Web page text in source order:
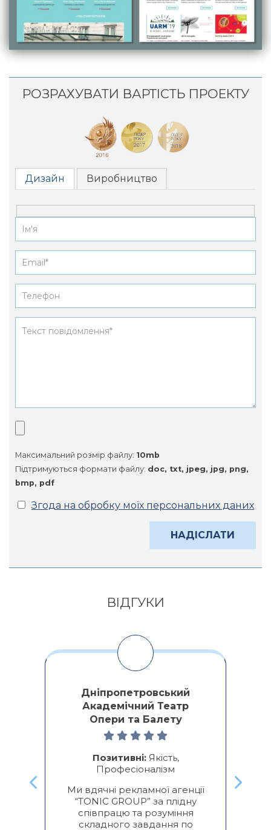
РОЗРАХУВАТИ ВАРТІСТЬ ПРОЕКТУ
Дизайн Виробництво
Максимальний розмір файлу: 10mb
Підтримуються формати файлу: doc, txt, jpeg, jpg, png,
bmp, pdf
Згода на обробку моїх персональних даних
Alternative:
ВІДГУКИ
Дніпропетровський
Академічний Театр
Опери та Балету
Позитивні:Якість,
Професіоналізм
Ми вдячні рекламної агенції
“TONIC GROUP” за плідну
співпрацю та розуміння
складного завдання по